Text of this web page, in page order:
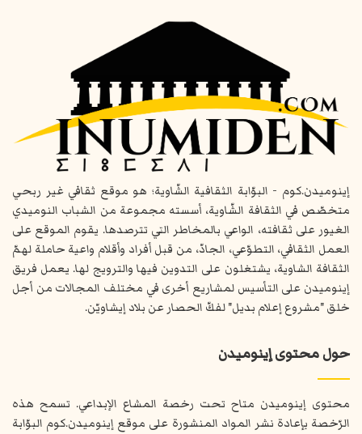
إينوميدن.كوم - البوّابة الثقافية الشّاوية؛ هو موقع ثقافي غير ربحي
متخصّص في الثقافة الشّاوية، أسسته مجموعة من الشباب النوميدي
الغيور على ثقافته، الواعي بالمخاطر التي تترصدها. يقوم الموقع على
العمل الثقافي، التطوّعي، الجادّ، من قبل أفراد وأقلام واعية حاملة لهمّ
الثقافة الشاوية، يشتغلون على التدوين فيها والترويج لها. يعمل فريق
إينوميدن على التأسيس لمشاريع أخرى في مختلف المجالات من أجل
خلق "مشروع إعلام بديل" لفكّ الحصار عن بلاد إيشاويّن.
حول محتوى إينوميدن
محتوى إينوميدن متاح تحت رخصة المشاع الإبداعي. تسمح هذه
الرّخصة بإعادة نشر المواد المنشورة على موقع إينوميدن.كوم البوّابة